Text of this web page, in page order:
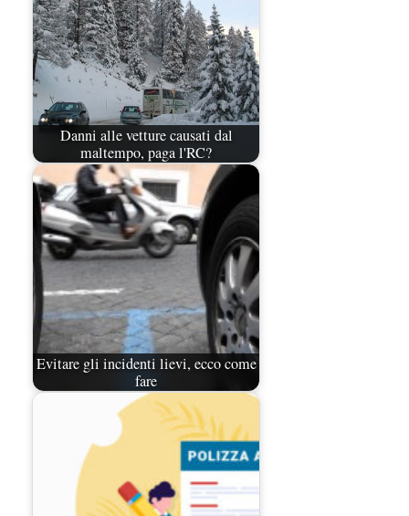
Danni alle vetture causati dal
maltempo, paga l'RC?
Evitare gli incidenti lievi, ecco come
fare